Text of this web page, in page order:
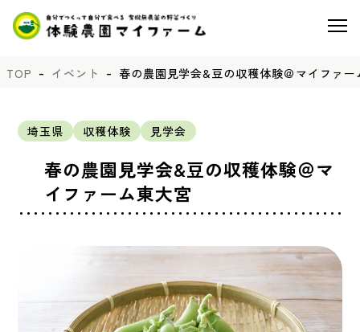
TOP イベント 春の農園見学会&豆の収穫体験＠マイファー
埼玉県 収穫体験 見学会
春の農園見学会&豆の収穫体験＠マ
イファーム東大宮